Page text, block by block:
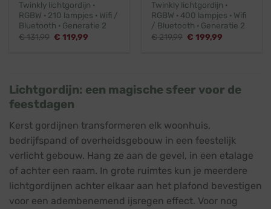
Twinkly lichtgordijn ·
RGBW · 210 lampjes · Wifi /
Bluetooth · Generatie 2
€131,99 Oorspronkelijke
€ 119,99
Twinkly lichtgordijn ·
RGBW · 400 lampjes · Wifi
/ Bluetooth · Generatie 2
€219,99 Oorspronkelijke
€ 199,99
Lichtgordijn: een magische sfeer voor de
feestdagen
Kerst gordijnen transformeren elk woonhuis,
bedrijfspand of overheidsgebouw in een feestelijk
verlicht gebouw. Hang ze aan de gevel, in een etalage
of achter een raam. In grote ruimtes kun je meerdere
lichtgordijnen achter elkaar aan het plafond bevestigen
voor een adembenemend ijsregen effect. Voor nog